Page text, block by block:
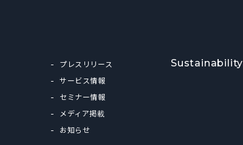
プレスリリース
サービス情報
セミナー情報
メディア掲載
お知らせ
Sustainability